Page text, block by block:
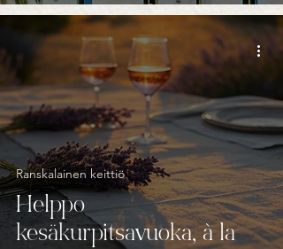
Helppo
kesäkurpitsavuoka, à la
Ranskalainen keittiö